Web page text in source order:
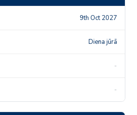
9th Oct 2027
Diena jūrā
-
-